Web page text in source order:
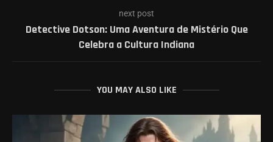
next post
Detective Dotson: Uma Aventura de Mistério Que
Celebra a Cultura Indiana
YOU MAY ALSO LIKE